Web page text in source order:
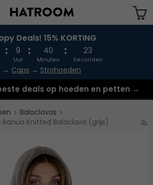
har blivit tillagd i varukorgen
Deals! 15% KORTING
9
Uur
40
Minuten
23
Seconden
→ Caps → Strohoeden
deals op hoeden en petten →
Balaclavas
Knitted Balaclava (grijs)